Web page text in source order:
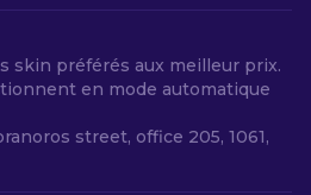
skin préférés aux meilleur prix.
en mode automatique
street, office 205, 1061,